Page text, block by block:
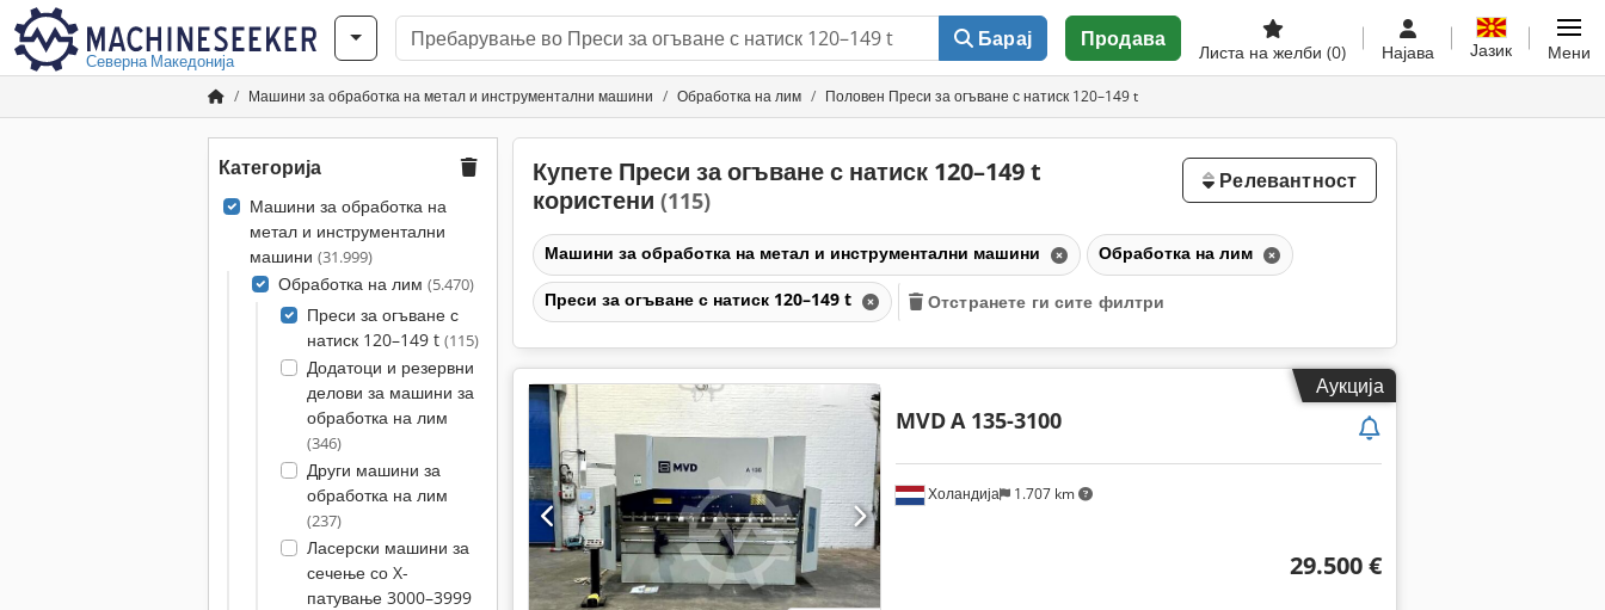
Северна Македонија
Барај Продава
Листа на желби (0) Најава Јазик Мени
Машини за обработка на метал и инструментални машини Обработка на лим Половен Преси за огъване с натиск 120–149 t
Категорија
Машини за обработка на
метал и инструментални
машини (31.999)
Обработка на лим (5.470)
Преси за огъване с
натиск 120–149 t (115)
Додатоци и резервни
делови за машини за
обработка на лим
(346)
Други машини за
обработка на лим
(237)
Ласерски машини за
сечење со X-
патување 3000–3999
Купете Преси за огъване с натиск 120–149 t
користени (115)
Релевантност
Машини за обработка на метал и инструментални машини Обработка на лим
Преси за огъване с натиск 120–149 t Отстранете ги сите филтри
Аукција
Холандија 1.707 km
MVDA 135-3100
29.500 €